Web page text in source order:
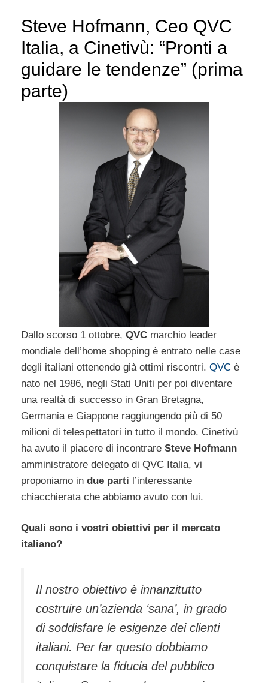
Steve Hofmann, Ceo QVC
Italia, a Cinetivù: “Pronti a
guidare le tendenze” (prima
parte)
Dallo scorso 1 ottobre, QVC marchio leader
mondiale dell’home shopping è entrato nelle case
degli italiani ottenendo già ottimi riscontri. QVC è
nato nel 1986, negli Stati Uniti per poi diventare
una realtà di successo in Gran Bretagna,
Germania e Giappone raggiungendo più di 50
milioni di telespettatori in tutto il mondo. Cinetivù
ha avuto il piacere di incontrare Steve Hofmann
amministratore delegato di QVC Italia, vi
proponiamo in due parti l’interessante
chiacchierata che abbiamo avuto con lui.
Quali sono i vostri obiettivi per il mercato
italiano?
Il nostro obiettivo è innanzitutto
costruire un’azienda ‘sana’, in grado
di soddisfare le esigenze dei clienti
italiani. Per far questo dobbiamo
conquistare la fiducia del pubblico